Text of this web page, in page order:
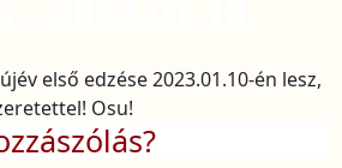
első edzése 2023.01.10-én lesz,
Osu!